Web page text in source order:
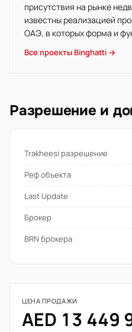
присутствия на рынке
известны реализацией
ОАЭ, в которых форма и
Все проекты Binghatti →
Разрешение и
Trakheesi разрешение
Реф объекта
Last Update
Брокер
BRN брокера
ЦЕНА ПРОДАЖИ
AED 13 449